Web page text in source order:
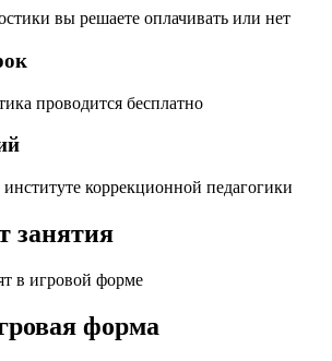
вы решаете оплачивать или нет
проводится бесплатно
коррекционной педагогики
занятия
в игровой форме
форма